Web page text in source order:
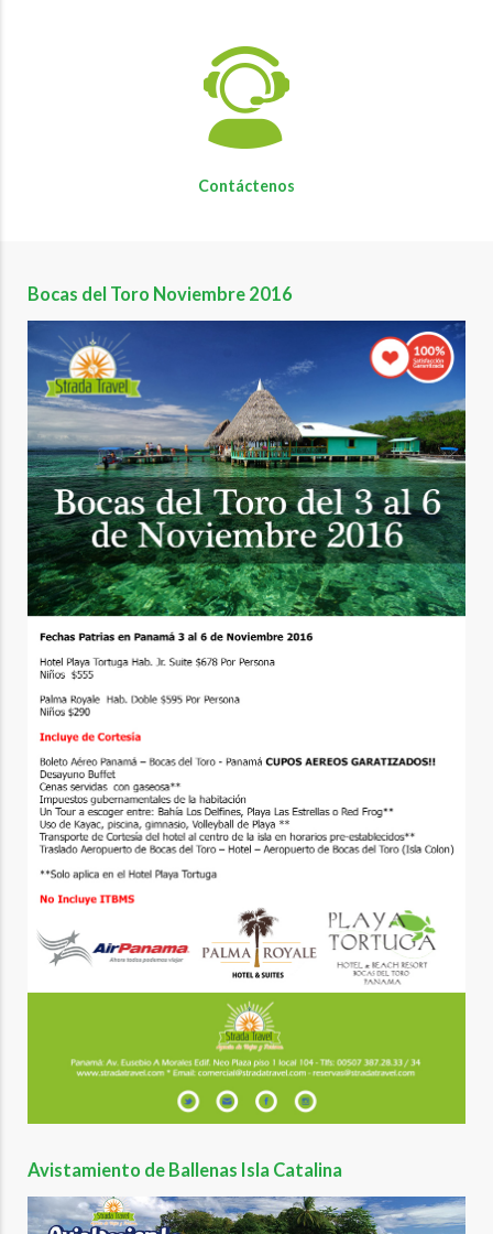
Contáctenos
Bocas del Toro Noviembre 2016
Avistamiento de Ballenas Isla Catalina